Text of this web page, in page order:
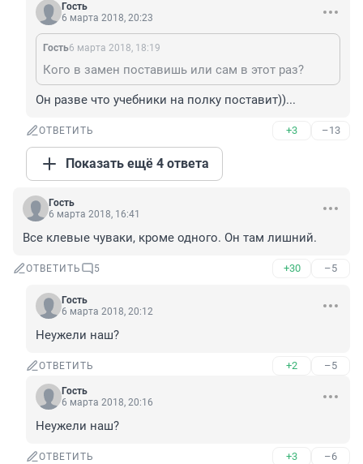
Гость
6 марта 2018, 20:23
Гость6 марта 2018, 18:19
Кого в замен поставишь или сам в этот раз?
Он разве что учебники на полку поставит))...
ОТВЕТИТЬ +3 –13
Показать ещё 4 ответа
Гость
6 марта 2018, 16:41
Все клевые чуваки, кроме одного. Он там лишний.
ОТВЕТИТЬ 5 +30 –5
Гость
6 марта 2018, 20:12
Неужели наш?
ОТВЕТИТЬ +2 –5
Гость
6 марта 2018, 20:16
Неужели наш?
ОТВЕТИТЬ +3 –6